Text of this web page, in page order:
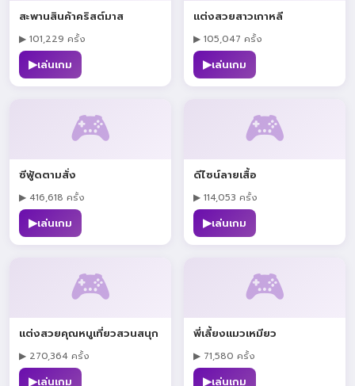
สะพานสินค้าคริสต์มาส
▶ 101,229 ครั้ง
▶เล่นเกม
แต่งสวยสาวเกาหลี
▶ 105,047 ครั้ง
▶เล่นเกม
🎮
ซีฟู้ดตามสั่ง
▶ 416,618 ครั้ง
▶เล่นเกม
🎮
ดีไซน์ลายเสื้อ
▶ 114,053 ครั้ง
▶เล่นเกม
🎮
แต่งสวยคุณหนูเที่ยวสวนสนุก
▶ 270,364 ครั้ง
▶เล่นเกม
🎮
พี่เลี้ยงแมวเหมียว
▶ 71,580 ครั้ง
▶เล่นเกม